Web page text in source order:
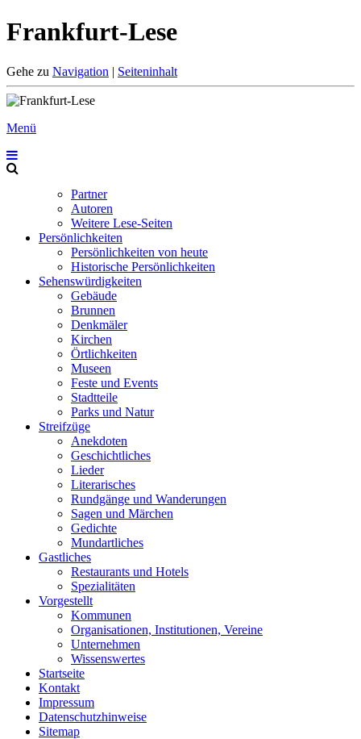
Frankfurt-Lese
Gehe zu Navigation | Seiteninhalt
Menü
Partner
Autoren
Weitere Lese-Seiten
Persönlichkeiten
Persönlichkeiten von heute
Historische Persönlichkeiten
Sehenswürdigkeiten
Gebäude
Brunnen
Denkmäler
Kirchen
Örtlichkeiten
Museen
Feste und Events
Stadtteile
Parks und Natur
Streifzüge
Anekdoten
Geschichtliches
Lieder
Literarisches
Rundgänge und Wanderungen
Sagen und Märchen
Gedichte
Mundartliches
Gastliches
Restaurants und Hotels
Spezialitäten
Vorgestellt
Kommunen
Organisationen, Institutionen, Vereine
Unternehmen
Wissenswertes
Startseite
Kontakt
Impressum
Datenschutzhinweise
Sitemap